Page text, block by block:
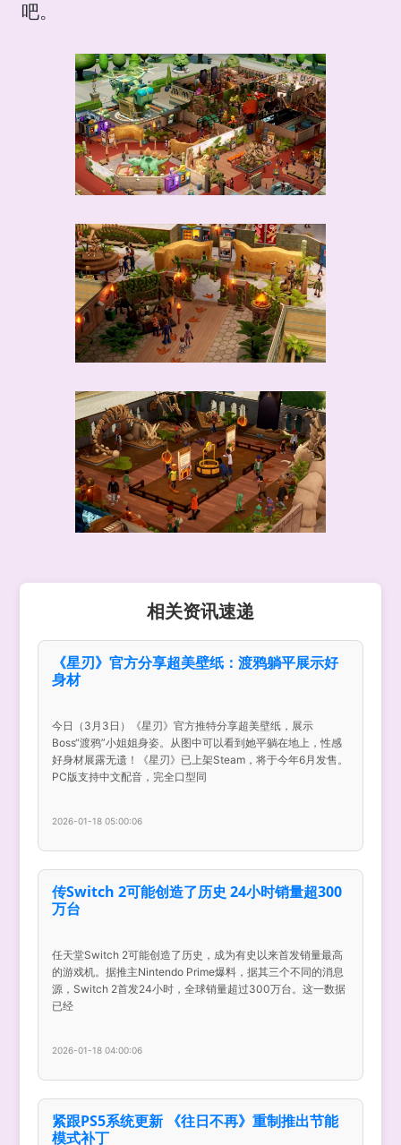
吧。
相关资讯速递
《星刃》官方分享超美壁纸：渡鸦躺平展示好
身材
今日（3月3日）《星刃》官方推特分享超美壁纸，展示
Boss“渡鸦”小姐姐身姿。从图中可以看到她平躺在地上，性感
好身材展露无遗！《星刃》已上架Steam，将于今年6月发售。
PC版支持中文配音，完全口型同
2026-01-18 05:00:06
传Switch 2可能创造了历史 24小时销量超300
万台
任天堂Switch 2可能创造了历史，成为有史以来首发销量最高
的游戏机。据推主Nintendo Prime爆料，据其三个不同的消息
源，Switch 2首发24小时，全球销量超过300万台。这一数据
已经
2026-01-18 04:00:06
紧跟PS5系统更新 《往日不再》重制推出节能
模式补丁